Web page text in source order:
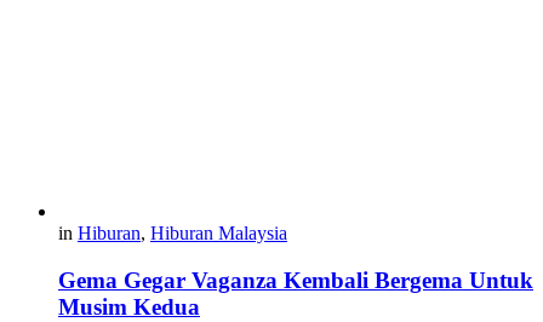
in Hiburan, Hiburan Malaysia
Gema Gegar Vaganza Kembali Bergema Untuk
Musim Kedua